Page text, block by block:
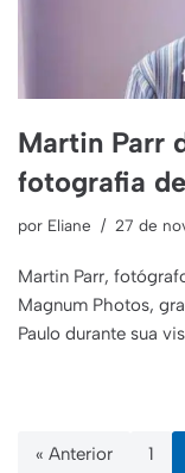
Martin Parr
fotografia
por Eliane 27 de
Martin Parr,
Magnum Photos,
Paulo durante sua
« Anterior 1